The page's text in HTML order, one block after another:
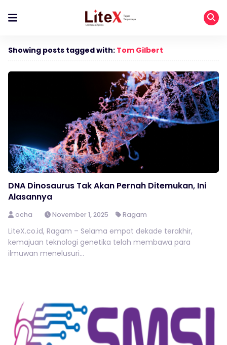
Showing posts tagged with: Tom Gilbert
DNA Dinosaurus Tak Akan Pernah Ditemukan, Ini
Alasannya
ocha November 1, 2025 Ragam
LiteX.co.id, Ragam – Selama empat dekade terakhir,
kemajuan teknologi genetika telah membawa para
ilmuwan menelusuri...